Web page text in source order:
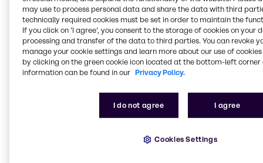
der Produkte“, kommentiert Patricia López, Head of
Innovation & Technology HI&I EMEA bei Brenntag, die
mit ihrem Team das Labor leitet.
Kunden werden mit der Hilfe von Brenntag in der
Lage sein, schneller und besser auf die sich schnell
reagieren, die mit den zunehmenden technischen und
regulatorischen Anforderungen einhergehen.
Außerdem können Produkte an die Bedürfnisse der
Verbraucher in Bezug auf die Nachhaltigkeit der von
ihnen verwendeten Waschmittel angepasst werden.
may use to process personal data and share the data with third
technically required cookies must be set in order to maintain the
If you click on ’I agree’, you consent to the storage of cookies on your
processing and transfer of the data to third parties. You can revoke
manage your cookie settings and learn more about our use of cookies
by clicking on the green cookie icon located at the bottom-left corner
information can be found in our Privacy Policy.
I do not agree I agree
Cookies Settings